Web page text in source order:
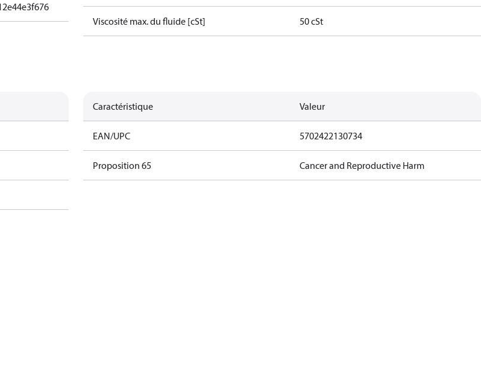
Viscosité max. du fluide [cSt] 50 cSt
Caractéristique Valeur
EAN/UPC 5702422130734
Proposition 65 Cancer and Reproductive Harm